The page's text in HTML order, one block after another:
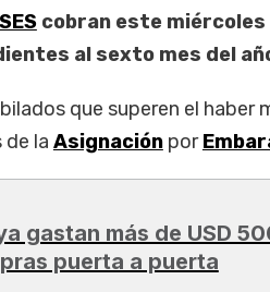
cobran este miércoles
al sexto mes del
que superen el haber
la Asignaciónpor
gastan más de USD
puerta a puerta